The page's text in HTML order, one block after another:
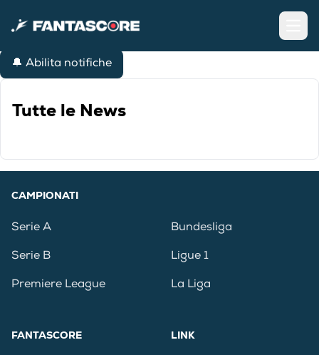
🔔 Abilita notifiche
Tutte le News
CAMPIONATI
Serie A
Serie B
Premiere League
Bundesliga
Ligue 1
La Liga
FANTASCORE LINK